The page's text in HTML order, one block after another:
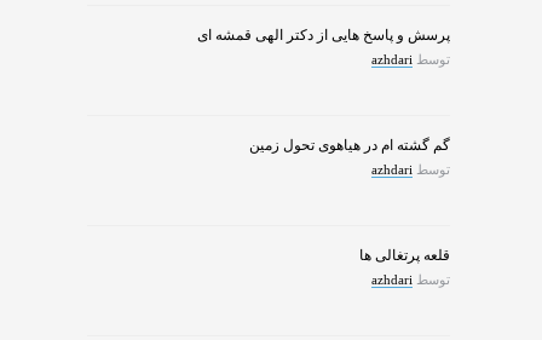
پرسش و پاسخ هایی از دکتر الهی قمشه ای
توسط azhdari
گم گشته ام در هیاهوی تحول زمین
توسط azhdari
قلعه پرتغالی ها
توسط azhdari